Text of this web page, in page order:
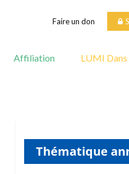
Faire un don
Affiliation LUMI
Thématique